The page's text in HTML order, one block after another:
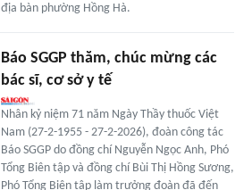
địa bàn phường Hồng Hà.
Báo SGGP thăm, chúc mừng các
bác sĩ, cơ sở y tế
Nhân kỷ niệm 71 năm Ngày Thầy thuốc Việt
Nam (27-2-1955 - 27-2-2026), đoàn công tác
Báo SGGP do đồng chí Nguyễn Ngọc Anh, Phó
Tổng Biên tập và đồng chí Bùi Thị Hồng Sương,
Phó Tổng Biên tập làm trưởng đoàn đã đến